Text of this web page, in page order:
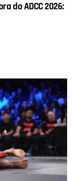
do ADCC 2026: